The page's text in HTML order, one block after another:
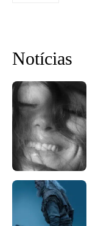
Notícias